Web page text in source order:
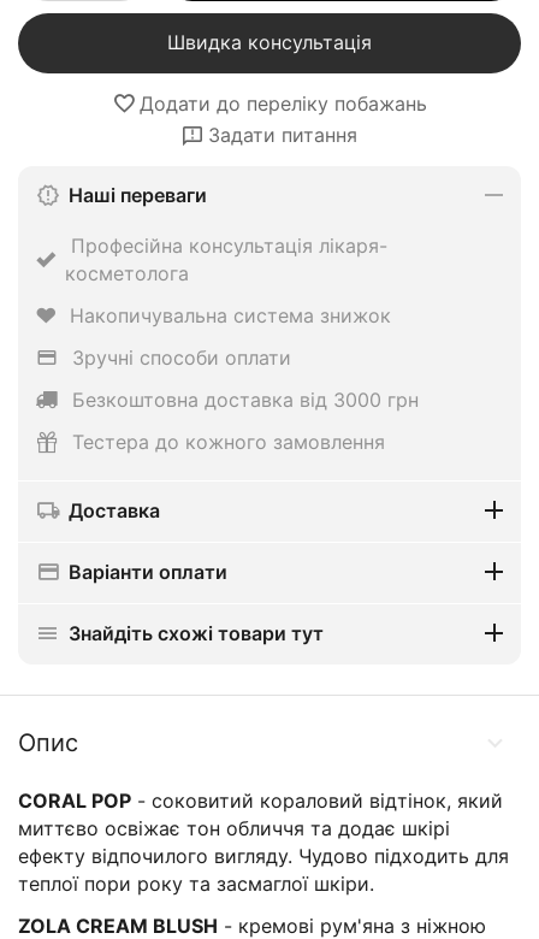
Швидка консультація
Додати до переліку побажань
Задати питання
Наші переваги
Професійна консультація лікаря-
косметолога
Накопичувальна система знижок
Зручні способи оплати
Безкоштовна доставка від 3000 грн
Тестера до кожного замовлення
Доставка
Варіанти оплати
Знайдіть схожі товари тут
Опис
CORAL POP - соковитий кораловий відтінок, який
миттєво освіжає тон обличчя та додає шкірі
ефекту відпочилого вигляду. Чудово підходить для
теплої пори року та засмаглої шкіри.
ZOLA CREAM BLUSH - кремові рум'яна з ніжною